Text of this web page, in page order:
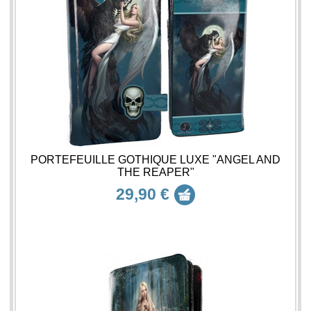
PORTEFEUILLE GOTHIQUE LUXE "ANGEL AND
THE REAPER"
29,90 €